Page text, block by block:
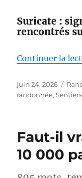
Suricate :
rencontrés
Continuer la
Publié
le
juin 24, 2026
randonnée,Sentiers
Faut-il
10 000